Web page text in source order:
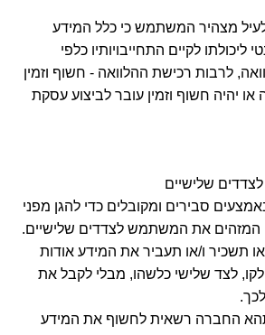
מצהיר המשתמש כי כלל המידע
ליכולתו לקיים התחייבויותיו כלפי
לרבות רכישת ההלוואה - חשוף וזמין
או יהיה חשוף וזמין עובר לביצוע עסקת
לצדדים שלישיים
סבירים ומקובלים כדי להגן מפני
המזהים את המשתמש לצדדים שלישיים.
תשכיר ו/או תעביר את המידע אודות
לצד שלישי כלשהו, מבלי לקבל את
תהא החברה רשאית לחשוף את המידע